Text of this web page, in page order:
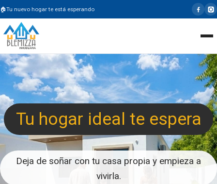
Tu nuevo hogar te está esperando
Tu hogar ideal te espera
Deja de soñar con tu casa propia y empieza a
vivirla.